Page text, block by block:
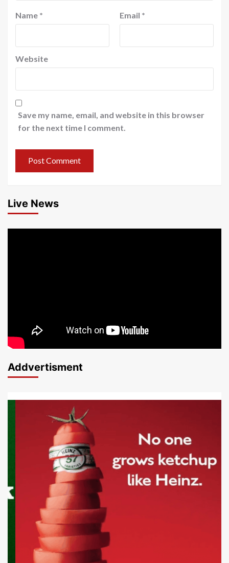
Name * Email *
Website
Save my name, email, and website in this browser
for the next time I comment.
Live News
Addvertisment